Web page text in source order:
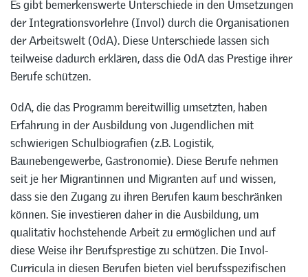
Es gibt bemerkenswerte Unterschiede in den Umsetzungen
der Integrationsvorlehre (Invol) durch die Organisationen
der Arbeitswelt (OdA). Diese Unterschiede lassen sich
teilweise dadurch erklären, dass die OdA das Prestige ihrer
Berufe schützen.
OdA, die das Programm bereitwillig umsetzten, haben
Erfahrung in der Ausbildung von Jugendlichen mit
schwierigen Schulbiografien (z.B. Logistik,
Baunebengewerbe, Gastronomie). Diese Berufe nehmen
seit je her Migrantinnen und Migranten auf und wissen,
dass sie den Zugang zu ihren Berufen kaum beschränken
können. Sie investieren daher in die Ausbildung, um
qualitativ hochstehende Arbeit zu ermöglichen und auf
diese Weise ihr Berufsprestige zu schützen. Die Invol-
Curricula in diesen Berufen bieten viel berufsspezifischen